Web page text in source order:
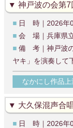
神戸波の会第7
■ 日 時｜2026年
■ 会 場｜兵庫県
■ 備 考｜神戸波
ヤキ」を演奏して
なかにし作品上
大久保混声合
■ 日 時｜2026年